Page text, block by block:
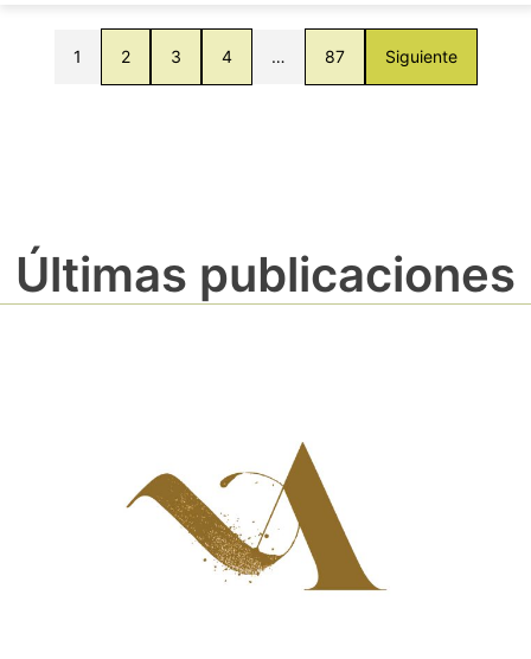
1 2 3 4 … 87 Siguiente
Últimas publicaciones